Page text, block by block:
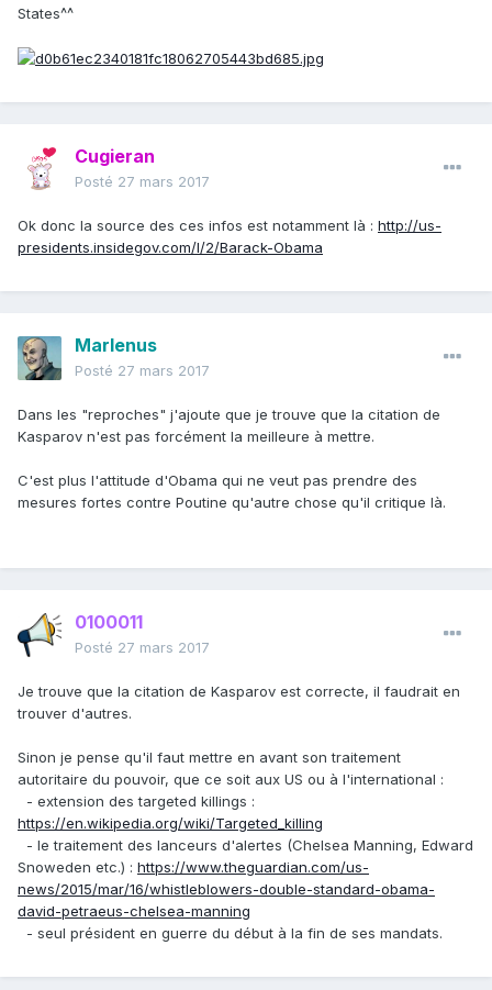
States^^
Cugieran
Posté 27 mars 2017
Ok donc la source des ces infos est notamment là : http://us-
presidents.insidegov.com/l/2/Barack-Obama
Marlenus
Posté 27 mars 2017
Dans les "reproches" j'ajoute que je trouve que la citation de
Kasparov n'est pas forcément la meilleure à mettre.
C'est plus l'attitude d'Obama qui ne veut pas prendre des
mesures fortes contre Poutine qu'autre chose qu'il critique là.
0100011
Posté 27 mars 2017
Je trouve que la citation de Kasparov est correcte, il faudrait en
trouver d'autres.
Sinon je pense qu'il faut mettre en avant son traitement
autoritaire du pouvoir, que ce soit aux US ou à l'international :
- extension des targeted killings :
https://en.wikipedia.org/wiki/Targeted_killing
- le traitement des lanceurs d'alertes (Chelsea Manning, Edward
Snoweden etc.) : https://www.theguardian.com/us-
news/2015/mar/16/whistleblowers-double-standard-obama-
david-petraeus-chelsea-manning
- seul président en guerre du début à la fin de ses mandats.